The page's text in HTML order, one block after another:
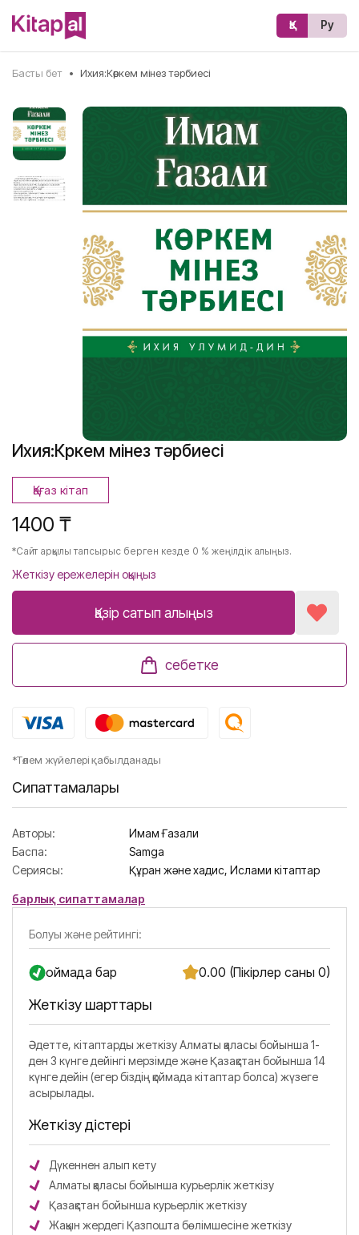
Қз Ру
Басты бет • Ихия:Көркем мінез тәрбиесі
Ихия:Көркем мінез тәрбиесі
Қағаз кітап
1400 ₸
*Сайт арқылы тапсырыс берген кезде 0 % жеңілдік алыңыз.
Жеткізу ережелерін оқыңыз
Қазір сатып алыңыз
себетке
*Төлем жүйелері қабылданады
Сипаттамалары
Авторы:
Имам Ғазали
Баспа:
Samga
Сериясы:
Құран және хадис, Ислами кітаптар
барлық сипаттамалар
Болуы және рейтингі:
Қоймада бар 0.00 (Пікірлер саны 0)
Жеткізу шарттары
Әдетте, кітаптарды жеткізу Алматы қаласы бойынша 1-
ден 3 күнге дейінгі мерзімде және Қазақстан бойынша 14
күнге дейін (егер біздің қоймада кітаптар болса) жүзеге
асырылады.
Жеткізу әдістері
Дүкеннен алып кету
Алматы қаласы бойынша курьерлік жеткізу
Қазақстан бойынша курьерлік жеткізу
Жақын жердегі Қазпошта бөлімшесіне жеткізу